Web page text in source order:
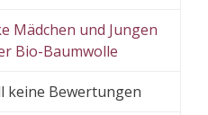
Mädchen und Jungen
Bio-Baumwolle
keine Bewertungen